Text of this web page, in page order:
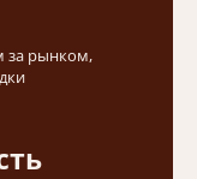
за рынком,